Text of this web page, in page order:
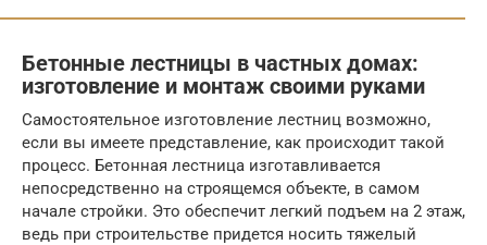
Бетонные лестницы в частных домах:
изготовление и монтаж своими руками
Самостоятельное изготовление лестниц возможно,
если вы имеете представление, как происходит такой
процесс. Бетонная лестница изготавливается
непосредственно на строящемся объекте, в самом
начале стройки. Это обеспечит легкий подъем на 2 этаж,
ведь при строительстве придется носить тяжелый